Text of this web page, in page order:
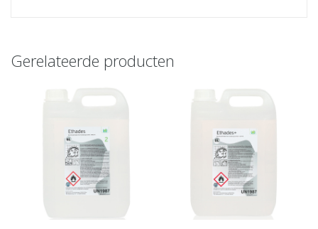
Gerelateerde producten